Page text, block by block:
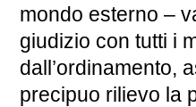
mondo esterno –
giudizio con tutti i
dall’ordinamento,
precipuo rilievo la